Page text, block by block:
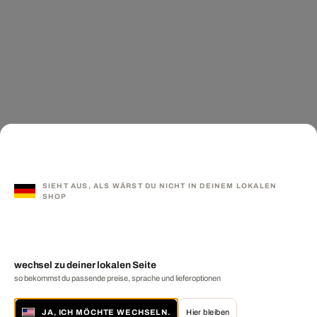
SIEHT AUS, ALS WÄRST DU NICHT IN DEINEM LOKALEN
SHOP
wechsel zu deiner lokalen Seite
so bekommst du passende preise, sprache und lieferoptionen
JA, ICH MÖCHTE WECHSELN. Hier bleiben